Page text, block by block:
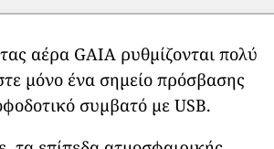
αέρα GAIA ρυθμίζονται πολύ
μόνο ένα σημείο πρόσβασης
συμβατό με USB.